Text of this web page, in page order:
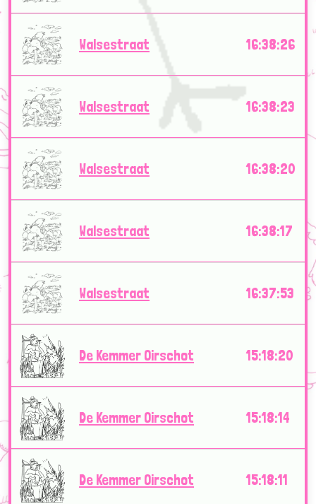
Walsestraat 16:38:26
Walsestraat 16:38:23
Walsestraat 16:38:20
Walsestraat 16:38:17
Walsestraat 16:37:53
De Kemmer Oirschot 15:18:20
De Kemmer Oirschot 15:18:14
De Kemmer Oirschot 15:18:11